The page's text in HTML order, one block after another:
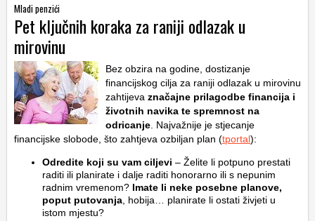
Mladi penzići
Pet ključnih koraka za raniji odlazak u
mirovinu
Bez obzira na godine, dostizanje
financijskog cilja za raniji odlazak u mirovinu
zahtijeva značajne prilagodbe financija i
životnih navika te spremnost na
odricanje . Najvažnije je stjecanje
financijske slobode, što zahtjeva ozbiljan plan (tportal):
Odredite koji su vam ciljevi – Želite li potpuno prestati
raditi ili planirate i dalje raditi honorarno ili s nepunim
radnim vremenom? Imate li neke posebne planove,
poput putovanja , hobija… planirate li ostati živjeti u
istom mjestu?